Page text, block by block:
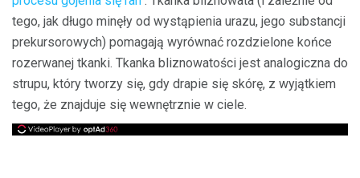
tego, jak długo minęły od wystąpienia urazu, jego substancji
prekursorowych) pomagają wyrównać rozdzielone końce
rozerwanej tkanki. Tkanka bliznowatości jest analogiczna do
strupu, który tworzy się, gdy drapie się skórę, z wyjątkiem
tego, że znajduje się wewnętrznie w ciele.